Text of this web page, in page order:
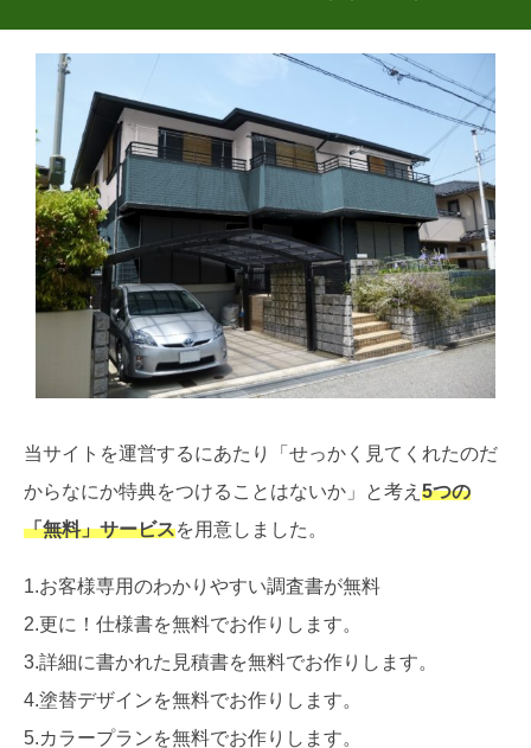
当サイトを運営するにあたり「せっかく見てくれたのだ
からなにか特典をつけることはないか」と考え 5つの
「無料」サービスを用意しました。
1.お客様専用のわかりやすい調査書が無料
2.更に！仕様書を無料でお作りします。
3.詳細に書かれた見積書を無料でお作りします。
4.塗替デザインを無料でお作りします。
5.カラープランを無料でお作りします。